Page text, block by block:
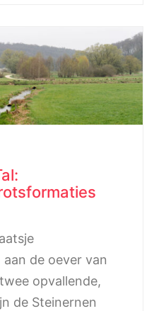
de oever van
opvallende,
de Steinernen